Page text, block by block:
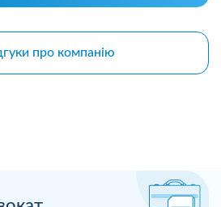
про компанію